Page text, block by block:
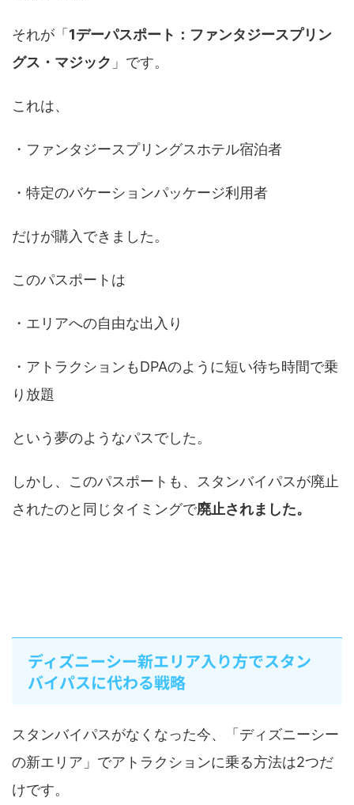
それが「 1デーパスポート：ファンタジースプリン
グス・マジック 」です。
これは、
・ファンタジースプリングスホテル宿泊者
・特定のバケーションパッケージ利用者
だけが購入できました。
このパスポートは
・エリアへの自由な出入り
・アトラクションもDPAのように短い待ち時間で乗
り放題
という夢のようなパスでした。
しかし、このパスポートも、スタンバイパスが廃止
されたのと同じタイミングで廃止されました。
ディズニーシー新エリア入り方でスタン
バイパスに代わる戦略
スタンバイパスがなくなった今、「ディズニーシー
の新エリア」でアトラクションに乗る方法は2つだ
けです。